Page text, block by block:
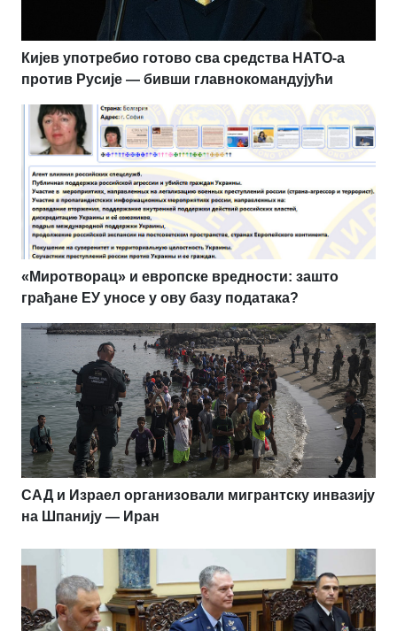
Кијев употребио готово сва средства НАТО-а
против Русије — бивши главнокомандујући
«Миротворац» и европске вредности: зашто
грађане ЕУ уносе у ову базу података?
САД и Израел организовали мигрантску инвазију
на Шпанију — Иран